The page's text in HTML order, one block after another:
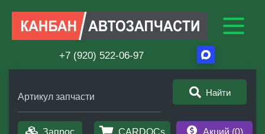
+7 (920) 522-06-97
Артикул запчасти Найти
Запрос CARDOCs Акций (0)